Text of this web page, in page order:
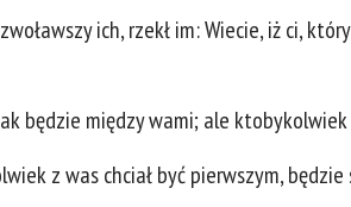
ich, rzekł im: Wiecie, iż ci,
będzie między wami; ale
z was chciał być pierwszym, będzie